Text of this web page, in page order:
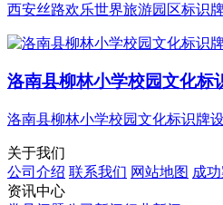
西安丝路欢乐世界旅游园区标识
洛南县柳林小学校园文化标
洛南县柳林小学校园文化标识牌
关于我们
公司介绍 联系我们 网站地图 成
资讯中心